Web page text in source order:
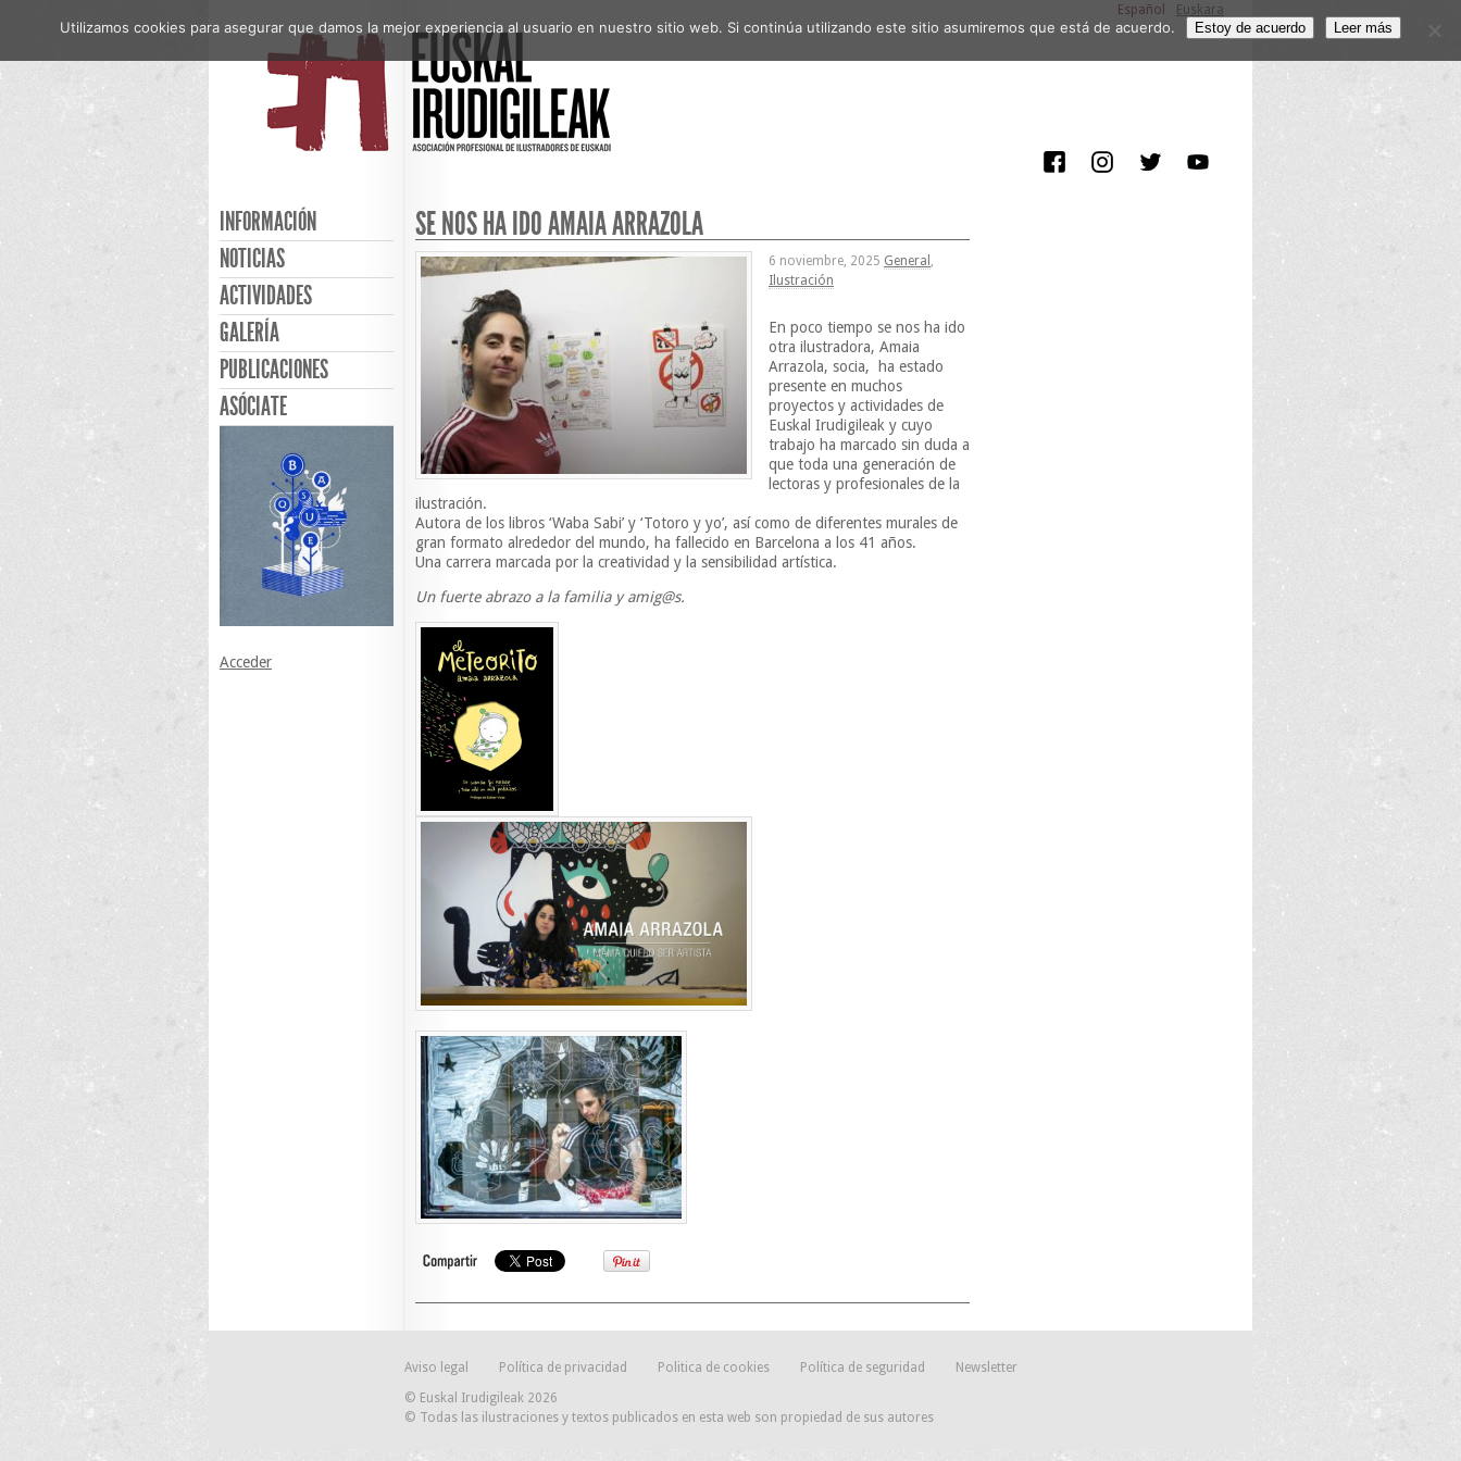
Español Euskara
INFORMACIÓN
NOTICIAS
ACTIVIDADES
GALERÍA
PUBLICACIONES
ASÓCIATE
Acceder
SE NOS HA IDO AMAIA ARRAZOLA
6 noviembre, 2025 General ,
Ilustración
En poco tiempo se nos ha ido
otra ilustradora, Amaia
Arrazola, socia, ha estado
presente en muchos
proyectos y actividades de
Euskal Irudigileak y cuyo
trabajo ha marcado sin duda a
que toda una generación de
lectoras y profesionales de la
ilustración.
Autora de los libros ‘Waba Sabi’ y ‘Totoro y yo’, así como de diferentes murales de
gran formato alrededor del mundo, ha fallecido en Barcelona a los 41 años.
Una carrera marcada por la creatividad y la sensibilidad artística.
Un fuerte abrazo a la familia y amig@s.
Aviso legal Política de privacidad Politica de cookies Política de seguridad
Newsletter
© Euskal Irudigileak 2026
© Todas las ilustraciones y textos publicados en esta web son propiedad de sus autores
Utilizamos cookies para asegurar que damos la mejor experiencia al usuario en nuestro sitio web. Si continúa utilizando este sitio asumiremos que está de acuerdo. Estoy de acuerdo Leer más